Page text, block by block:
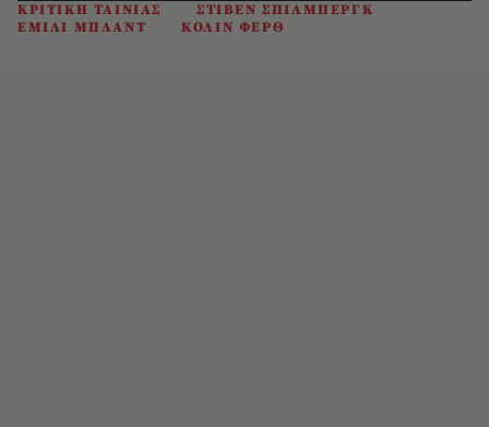
ΚΡΙΤΙΚΗ ΤΑΙΝΙΑΣ
ΣΤΙΒΕΝ ΣΠΙΛΜΠΕΡΓΚ
ΕΜΙΛΙ ΜΠΛΑΝΤ
ΚΟΛΙΝ ΦΕΡΘ